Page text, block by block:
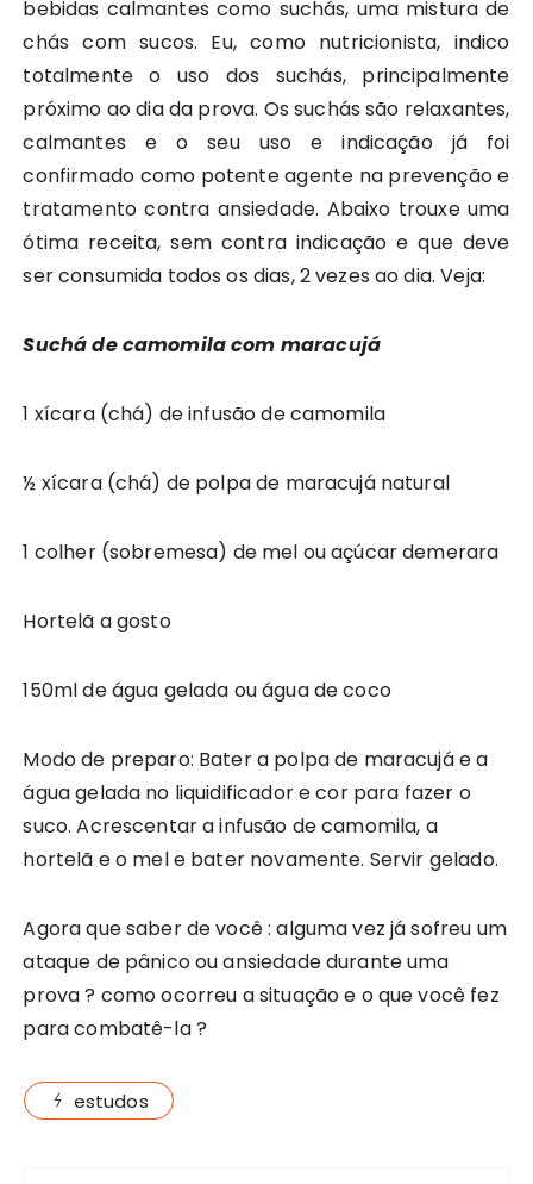
bebidas calmantes como suchás, uma mistura de
chás com sucos. Eu, como nutricionista, indico
totalmente o uso dos suchás, principalmente
próximo ao dia da prova. Os suchás são relaxantes,
calmantes e o seu uso e indicação já foi
confirmado como potente agente na prevenção e
tratamento contra ansiedade. Abaixo trouxe uma
ótima receita, sem contra indicação e que deve
ser consumida todos os dias, 2 vezes ao dia. Veja:
Suchá de camomila com maracujá
1 xícara (chá) de infusão de camomila
½ xícara (chá) de polpa de maracujá natural
1 colher (sobremesa) de mel ou açúcar demerara
Hortelã a gosto
150ml de água gelada ou água de coco
Modo de preparo: Bater a polpa de maracujá e a
água gelada no liquidificador e cor para fazer o
suco. Acrescentar a infusão de camomila, a
hortelã e o mel e bater novamente. Servir gelado.
Agora que saber de você : alguma vez já sofreu um
ataque de pânico ou ansiedade durante uma
prova ? como ocorreu a situação e o que você fez
para combatê-la ?
estudos